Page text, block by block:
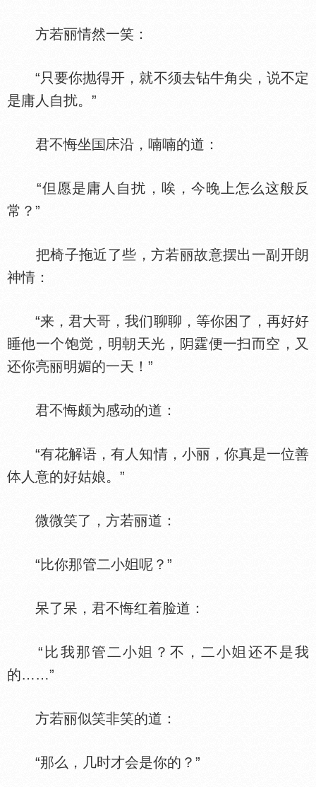
方若丽情然一笑：
“只要你抛得开，就不须去钻牛角尖，说不定
是庸人自扰。”
君不悔坐 沿，喃喃的道：
“但愿是庸人自扰，唉，今晚上怎么这般反
常？”
把椅子拖近了些，方若丽故意摆出一副开朗
神情：
“来，君大哥，我们聊聊，等你困了，再好好
睡他一个饱觉，明朝天光，
霆便一扫而空，又
还你亮丽明媚的一天！”
君不悔颇为感动的道：
“有花解语，有人知情，小丽，你真是一位善
人意的好姑娘。”
微微笑了，方若丽道：
“比你那管二小 呢？”
呆了呆，君不悔红着脸道：
“比我那管二小 ？不，二小
还不是我
的……”
方若丽似笑非笑的道：
“那么，几时才会是你的？”